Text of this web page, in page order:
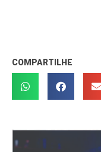
COMPARTILHE